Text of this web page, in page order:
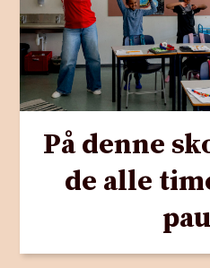
På denne
de alle